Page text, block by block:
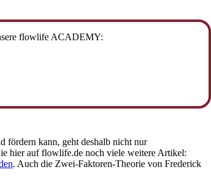
flowlife ACADEMY:
fördern kann, geht deshalb nicht nur
hier auf flowlife.de noch viele weitere Artikel:
. Auch die Zwei-Faktoren-Theorie von Frederick